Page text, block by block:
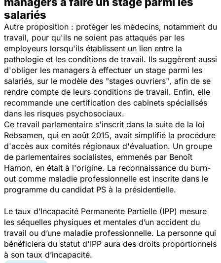
salariés
Autre proposition : protéger les médecins, notamment du
travail, pour qu'ils ne soient pas attaqués par les
employeurs lorsqu'ils établissent un lien entre la
pathologie et les conditions de travail. Ils suggèrent aussi
d'obliger les managers à effectuer un stage parmi les
salariés, sur le modèle des "stages ouvriers", afin de se
rendre compte de leurs conditions de travail. Enfin, elle
recommande une certification des cabinets spécialisés
dans les risques psychosociaux.
Ce travail parlementaire s'inscrit dans la suite de la loi
Rebsamen, qui en août 2015, avait simplifié la procédure
d'accès aux comités régionaux d'évaluation. Un groupe
de parlementaires socialistes, emmenés par Benoît
Hamon, en était à l'origine. La reconnaissance du burn-
out comme maladie professionnelle est inscrite dans le
programme du candidat PS à la présidentielle.
Le taux d’Incapacité Permanente Partielle (IPP) mesure
les séquelles physiques et mentales d’un accident du
travail ou d’une maladie professionnelle. La personne qui
bénéficiera du statut d'IPP aura des droits proportionnels
à son taux d’incapacité.